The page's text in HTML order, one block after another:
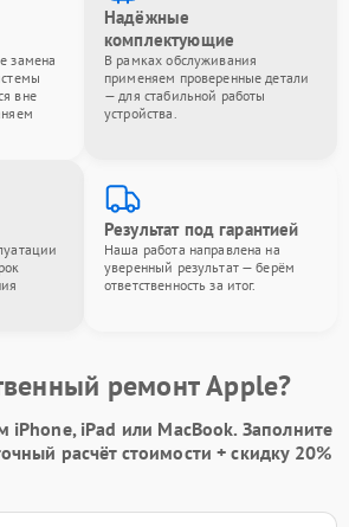
замена
вне
Надёжные
комплектующие
В рамках обслуживания
применяем проверенные детали
— для стабильной работы
устройства.
Результат под гарантией
Наша работа направлена на
уверенный результат — берём
ответственность за итог.
ремонт Apple?
iPhone, iPad или MacBook. Заполните
расчёт стоимости +скидку 20%